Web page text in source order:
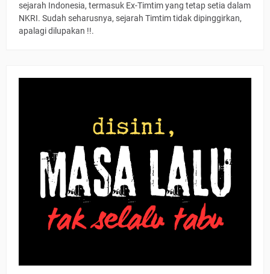
sejarah Indonesia, termasuk Ex-Timtim yang tetap setia dalam
NKRI. Sudah seharusnya, sejarah Timtim tidak dipinggirkan,
apalagi dilupakan !!.